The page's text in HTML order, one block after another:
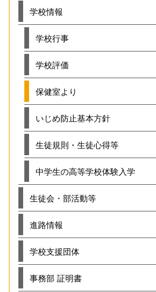
学校情報
学校行事
学校評価
保健室より
いじめ防止基本方針
生徒規則・生徒心得等
中学生の高等学校体験入学
生徒会・部活動等
進路情報
学校支援団体
事務部 証明書